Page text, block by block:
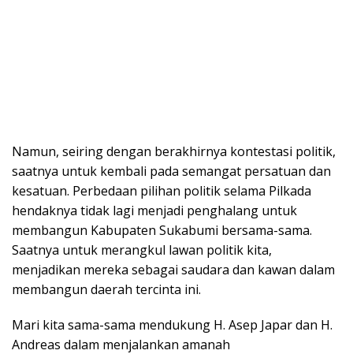
Namun, seiring dengan berakhirnya kontestasi politik,
saatnya untuk kembali pada semangat persatuan dan
kesatuan. Perbedaan pilihan politik selama Pilkada
hendaknya tidak lagi menjadi penghalang untuk
membangun Kabupaten Sukabumi bersama-sama.
Saatnya untuk merangkul lawan politik kita,
menjadikan mereka sebagai saudara dan kawan dalam
membangun daerah tercinta ini.
Mari kita sama-sama mendukung H. Asep Japar dan H.
Andreas dalam menjalankan amanah